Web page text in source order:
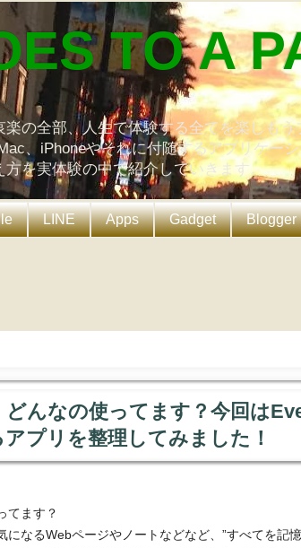
TO A
の全部、人生で体験する全てを楽しも
、iPhoneやそれに付随するアプリケー
を実体験の中で紹介していきます。
LINE Apps Gadget Blogger
んなの使ってます？今回は
プリを整理してみました！
てます？
なるWebページやノートなどなど、”すべてを記